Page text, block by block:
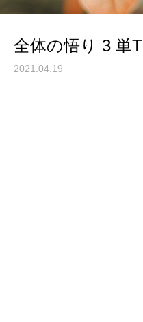
全体の悟り 3 単T
2021.04.19